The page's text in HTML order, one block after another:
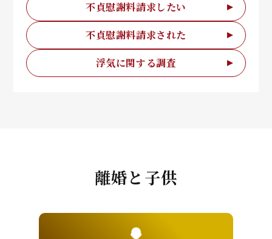
不貞慰謝料請求したい
不貞慰謝料請求された
浮気に関する調査
離婚と子供